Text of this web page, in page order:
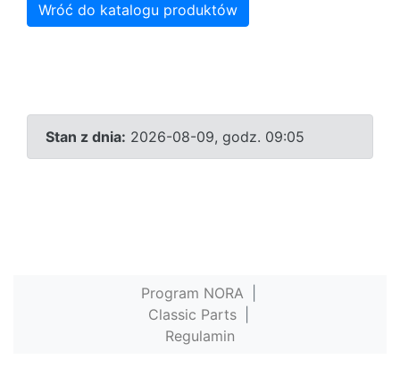
Wróć do katalogu produktów
Stan z dnia: 2026-08-09, godz. 09:05
Program NORA
Classic Parts
Regulamin